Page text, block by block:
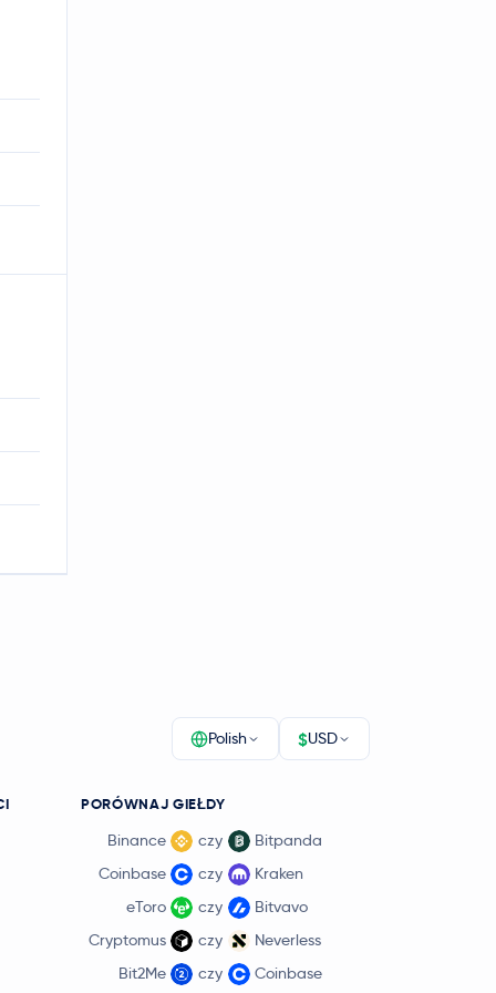
Polish $USD
PORÓWNAJ GIEŁDY
Binance czy
Bitpanda
Coinbase
czy
Kraken
eToro
czy
Bitvavo
Cryptomus
czy
Neverless
Bit2Me
czy Coinbase